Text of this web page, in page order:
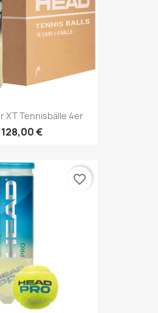
XT Tennisbälle 4er
128,00 €
favorite_border